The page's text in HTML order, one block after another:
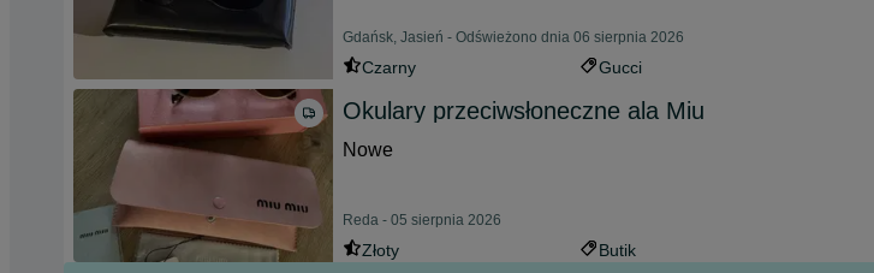
Gdańsk, Jasień - Odświeżono dnia 06 sierpnia 2026
Czarny Gucci
Okulary przeciwsłoneczne ala Miu
Nowe
Reda - 05 sierpnia 2026
Złoty Butik